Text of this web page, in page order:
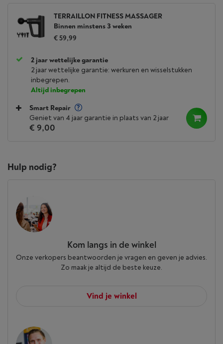
TERRAILLON FITNESS MASSAGER
Binnen minstens 3 weken
€ 59,99
2 jaar wettelijke garantie
2 jaar wettelijke garantie: werkuren en wisselstukken
inbegrepen.
Altijd inbegrepen
Smart Repair
Geniet van 4 jaar garantie in plaats van 2 jaar
€ 9,00
Hulp nodig?
Kom langs in de winkel
Onze verkopers beantwoorden je vragen en geven je advies.
Zo maak je altijd de beste keuze.
Vind je winkel